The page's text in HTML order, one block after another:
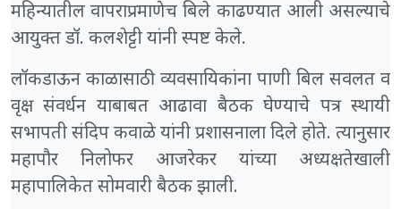
महिन्यातील वापराप्रमाणेच बिले काढण्यात आली असल्याचे
आयुक्त डॉ. कलशेट्टी यांनी स्पष्ट केले.
लॉकडाऊन काळासाठी व्यवसायिकांना पाणी बिल सवलत व
वृक्ष संवर्धन याबाबत आढावा बैठक घेण्याचे पत्र स्थायी
सभापती संदिप कवाळे यांनी प्रशासनाला दिले होते. त्यानुसार
महापौर निलोफर आजरेकर यांच्या अध्यक्षतेखाली
महापालिकेत सोमवारी बैठक झाली.